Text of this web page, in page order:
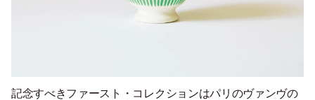
記念すべきファースト・コレクションはパリのヴァンヴの